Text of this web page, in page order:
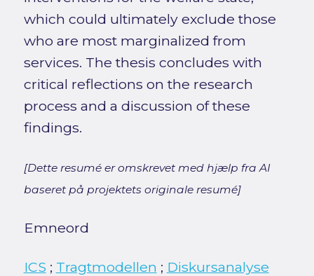
which could ultimately exclude those
who are most marginalized from
services. The thesis concludes with
critical reflections on the research
process and a discussion of these
findings.
[Dette resumé er omskrevet med hjælp fra AI
baseret på projektets originale resumé]
Emneord
ICS ; Tragtmodellen ; Diskursanalyse